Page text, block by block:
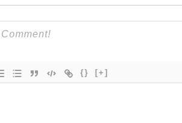
{} [+]